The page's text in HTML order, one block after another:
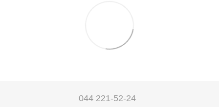
044 221-52-24